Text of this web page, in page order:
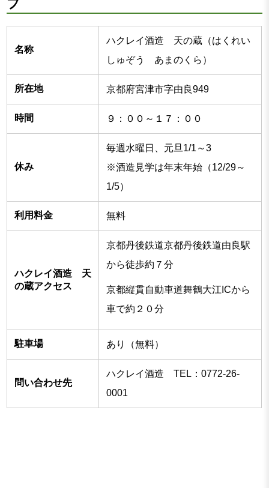
プ
名称
ハクレイ酒造 天の蔵（はくれい
しゅぞう あまのくら）
所在地 京都府宮津市字由良949
時間 ９：００～１７：００
休み
毎週水曜日、元旦1/1～3
※酒造見学は年末年始（12/29～
1/5）
利用料金 無料
ハクレイ酒造 天
の蔵アクセス
京都丹後鉄道京都丹後鉄道由良駅
から徒歩約７分
京都縦貫自動車道舞鶴大江ICから
車で約２０分
駐車場 あり（無料）
問い合わせ先
ハクレイ酒造 TEL：0772-26-
0001